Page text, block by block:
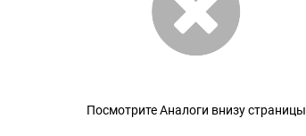
Посмотрите Аналоги внизу страницы